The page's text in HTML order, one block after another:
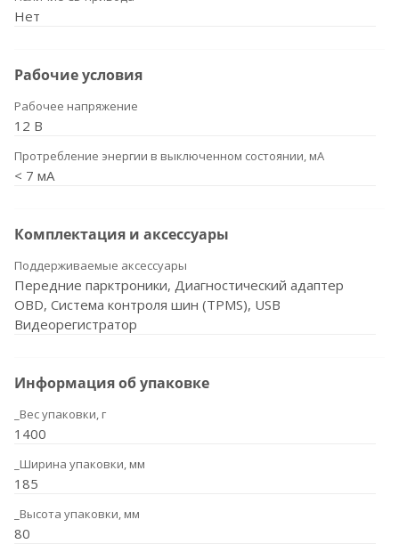
Нет
Рабочие условия
Рабочее напряжение
12 В
Протребление энергии в выключенном состоянии, мА
< 7 мА
Комплектация и аксессуары
Поддерживаемые аксессуары
Передние парктроники, Диагностический адаптер
OBD, Система контроля шин (TPMS), USB
Видеорегистратор
Информация об упаковке
_Вес упаковки, г
1400
_Ширина упаковки, мм
185
_Высота упаковки, мм
80